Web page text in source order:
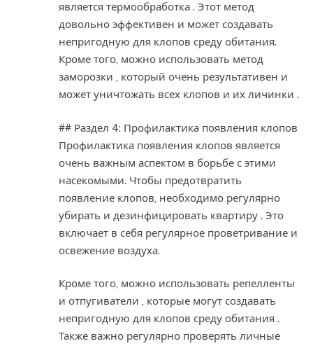
является термообработка . Этот метод
довольно эффективен и может создавать
непригодную для клопов среду обитания.
Кроме того, можно использовать метод
заморозки , который очень результативен и
может уничтожать всех клопов и их личинки .
## Раздел 4: Профилактика появления клопов
Профилактика появления клопов является
очень важным аспектом в борьбе с этими
насекомыми. Чтобы предотвратить
появление клопов, необходимо регулярно
убирать и дезинфицировать квартиру . Это
включает в себя регулярное проветривание и
освежение воздуха.
Кроме того, можно использовать репелленты
и отпугиватели , которые могут создавать
непригодную для клопов среду обитания .
Также важно регулярно проверять личные